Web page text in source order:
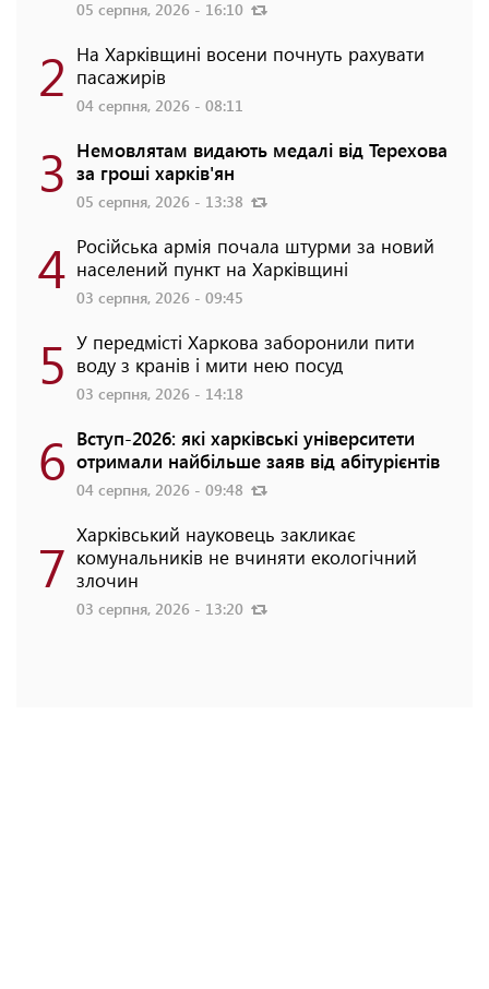
05 серпня, 2026 - 16:10
2 На Харківщині восени почнуть рахувати
пасажирів
04 серпня, 2026 - 08:11
3 Немовлятам видають медалі від Терехова
за гроші харків'ян
05 серпня, 2026 - 13:38
4 Російська армія почала штурми за новий
населений пункт на Харківщині
03 серпня, 2026 - 09:45
5 У передмісті Харкова заборонили пити
воду з кранів і мити нею посуд
03 серпня, 2026 - 14:18
6 Вступ-2026: які харківські університети
отримали найбільше заяв від абітурієнтів
04 серпня, 2026 - 09:48
7 Харківський науковець закликає
комунальників не вчиняти екологічний
злочин
03 серпня, 2026 - 13:20